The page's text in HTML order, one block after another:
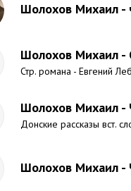
Шолохов Михаил -
Шолохов Михаил -
Стр. романа - Евгений
Шолохов Михаил -
Донские рассказы вст.
Шолохов Михаил -